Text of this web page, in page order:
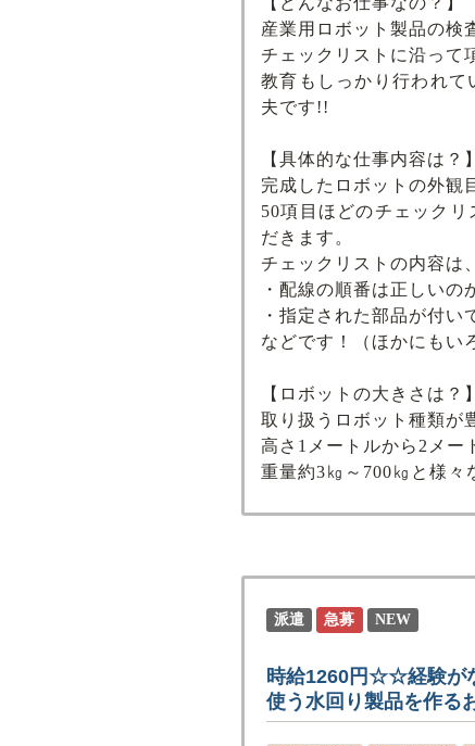
産業用ロボット製品の検
チェックリストに沿って
教育もしっかり行われて
夫です!!
【具体的な仕事内容は？】
完成したロボットの外観
50項目ほどのチェック
だきます。
チェックリストの内容は、
・配線の順番は正しいの
・指定された部品が付い
などです！（ほかにもい
【ロボットの大きさは？】
取り扱うロボット種類が
高さ1メートルから2メー
重量約3㎏～700㎏と様々
派遣 急募 NEW
時給1260円☆☆経験が
使う水回り製品を作る